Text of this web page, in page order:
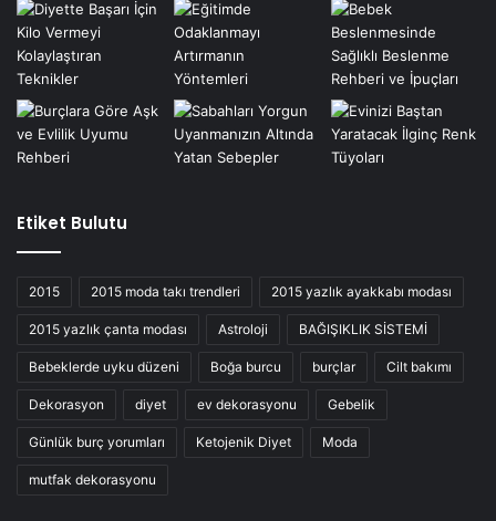
Etiket Bulutu
2015 2015 moda takı trendleri 2015 yazlık ayakkabı modası
2015 yazlık çanta modası Astroloji BAĞIŞIKLIK SİSTEMİ
Bebeklerde uyku düzeni Boğa burcu burçlar Cilt bakımı
Dekorasyon diyet ev dekorasyonu Gebelik
Günlük burç yorumları Ketojenik Diyet Moda
mutfak dekorasyonu